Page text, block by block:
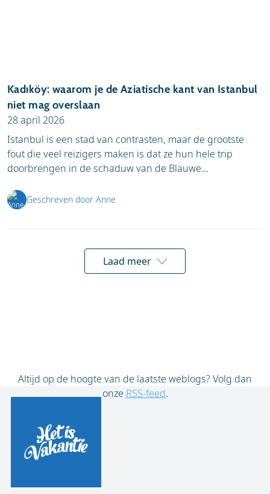
Kadıköy: waarom je de Aziatische kant van Istanbul
niet mag overslaan
28 april 2026
Istanbul is een stad van contrasten, maar de grootste
fout die veel reizigers maken is dat ze hun hele trip
doorbrengen in de schaduw van de Blauwe...
Geschreven door Anne
Laad meer
Altijd op de hoogte van de laatste weblogs? Volg dan
onze RSS-feed.